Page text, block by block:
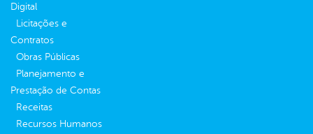
Digital
Licitações e
Contratos
Obras Públicas
Planejamento e
Prestação de Contas
Receitas
Recursos Humanos